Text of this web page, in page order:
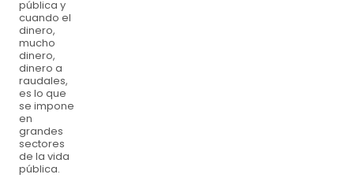
pública y
cuando el
dinero,
mucho
dinero,
dinero a
raudales,
es lo que
se impone
en
grandes
sectores
de la vida
pública.